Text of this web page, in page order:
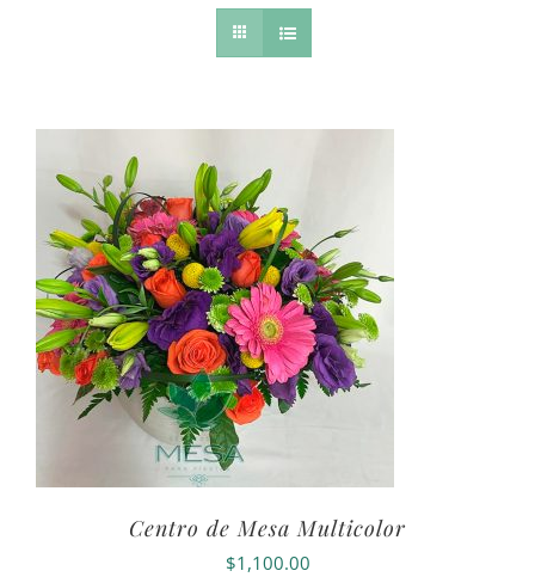
Centro de Mesa Multicolor
$1,100.00